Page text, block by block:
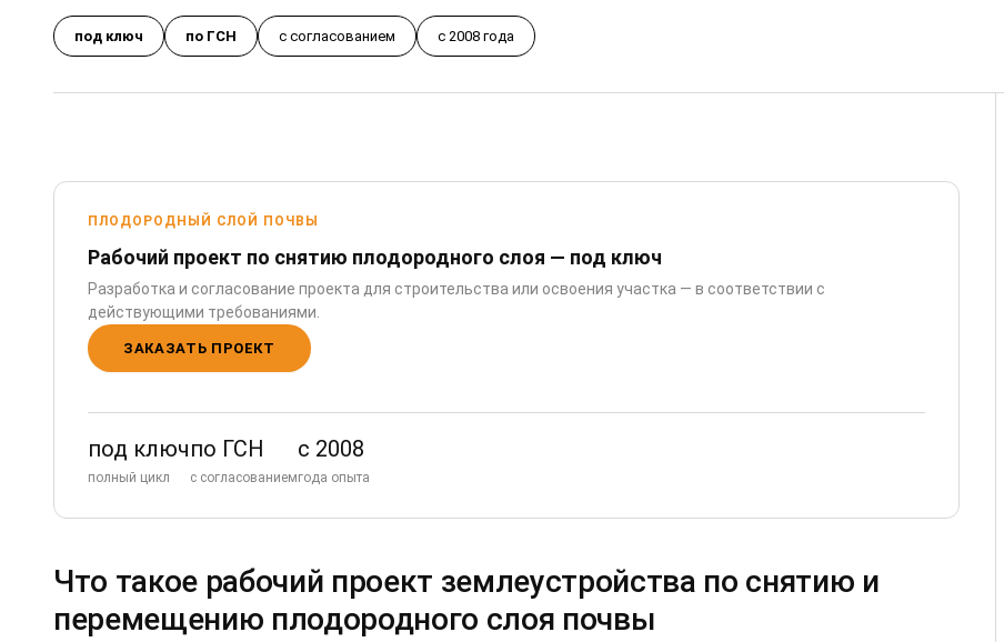
под ключ по ГСН с согласованием с 2008 года
ПЛОДОРОДНЫЙ СЛОЙ ПОЧВЫ
Рабочий проект по снятию плодородного слоя — под ключ
Разработка и согласование проекта для строительства или освоения участка — в соответствии с
действующими требованиями.
ЗАКАЗАТЬ ПРОЕКТ
под ключ
полный цикл
по ГСН
с согласованием
с 2008
года опыта
Что такое рабочий проект землеустройства по снятию и
перемещению плодородного слоя почвы